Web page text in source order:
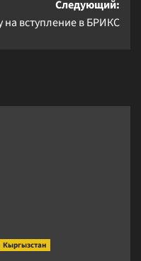
Следующий:
на вступление в БРИКС
Кыргызстан